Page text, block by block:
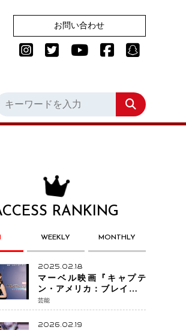
お問い合わせ
RANKING
WEEKLY MONTHLY
2025.02.18
マーベル映画『キャプテ
ン・アメリカ：ブレイブ・
ニュー・ワールド』 新ブラ
ック・ウィドウ役のシラ・
ハースとは！？
芸能
2026.02.19